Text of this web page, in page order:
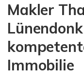
Makler
Immobilie